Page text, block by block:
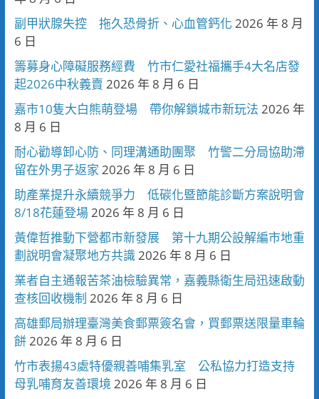
副甲狀腺失控 拖久恐骨折、心血管鈣化 2026 年 8 月
6 日
籌募身心障礙服務經費 竹市仁愛社福攜手4大名店發
起2026中秋義賣 2026 年 8 月 6 日
嘉市10隻大白熊萌登場 帶你解鎖城市新玩法 2026 年
8 月 6 日
耐心勸導卸心防、同理溝通助團聚 竹警二分局協助滯
留在外男子返家 2026 年 8 月 6 日
助產業提升永續競爭力 低碳化暨節能診斷方案說明會
8/18花蓮登場 2026 年 8 月 6 日
黃偉哲推動下營都市新發展 第十九期公設解編市地重
劃說明會凝聚地方共識 2026 年 8 月 6 日
業者自主通報苦茶油檢驗異常，嘉義縣衛生局迅速啟動
查核回收機制 2026 年 8 月 6 日
高雄郵局辦理臺灣美食郵票簽名會，買郵票送限量車輪
餅 2026 年 8 月 6 日
竹市表揚43處特優親善哺集乳室 公私協力打造支持
母乳哺育友善環境 2026 年 8 月 6 日